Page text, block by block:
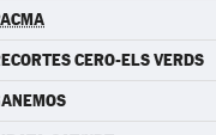
CERO-ELS VERDS